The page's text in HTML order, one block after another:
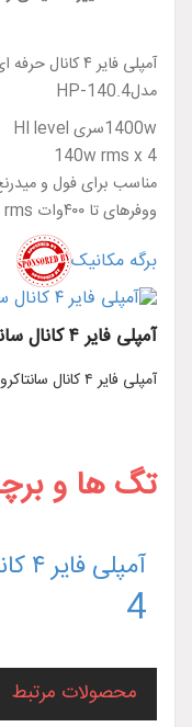
آمپلی فایر ۴ کانال حرفه ای سانتاکروز
مدلHP-140.4
1400wسری HI level
140w rms x 4
ووفرهای تا ۴۰۰وات rms
برگه مکانیک
آمپلی فایر ۴ کانال سانتاکروز مدل HP-140.4
آمپلی فایر ۴ کانال سانتاکروز مدل HP-140.4
تگ ها و
آمپلی فایر ۴ کانال سانتاکروز مدل HP
4
محصولات مرتبط